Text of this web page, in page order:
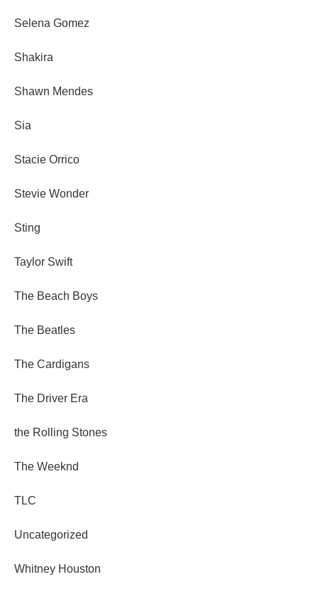
Selena Gomez
Shakira
Shawn Mendes
Sia
Stacie Orrico
Stevie Wonder
Sting
Taylor Swift
The Beach Boys
The Beatles
The Cardigans
The Driver Era
the Rolling Stones
The Weeknd
TLC
Uncategorized
Whitney Houston